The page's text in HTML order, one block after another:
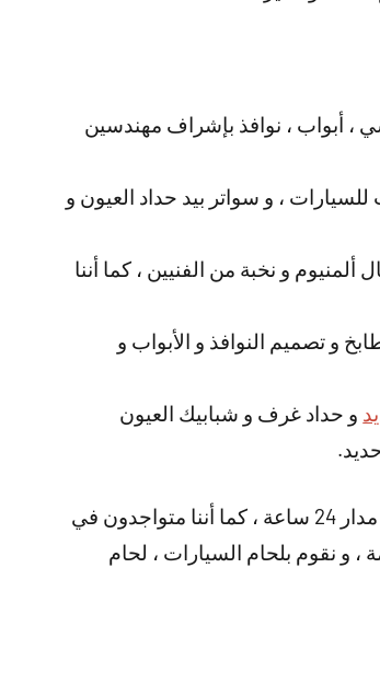
، أبواب ، نوافذ بإشراف مهندسين
، و سواتر بيد حداد العيون و
و نخبة من الفنيين ، كما أننا
و تصميم النوافذ و الأبواب و
و حداد غرف و شبابيك العيون
و هناك أيضا العديد من الأعمال التي يقوم بها حداد العيون ، خدماتنا منوفرة على مدار 24 ساعة ، كما أننا متواجدون في
، و نقوم بلحام السيارات ، لحام